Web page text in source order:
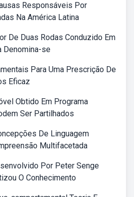
Responsáveis Por
Na América Latina
De Duas Rodas Conduzido Em
Denomina-se
Para Uma Prescrição De
Eficaz
Obtido Em Programa
Ser Partilhados
De Linguagem
Multifacetada
Por Peter Senge
O Conhecimento